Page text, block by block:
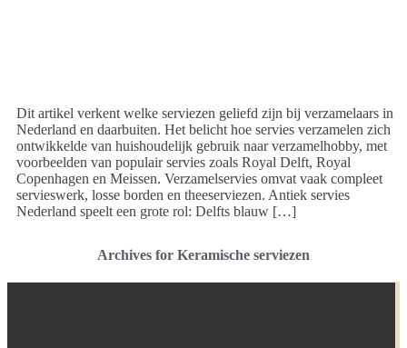
Dit artikel verkent welke serviezen geliefd zijn bij verzamelaars in
Nederland en daarbuiten. Het belicht hoe servies verzamelen zich
ontwikkelde van huishoudelijk gebruik naar verzamelhobby, met
voorbeelden van populair servies zoals Royal Delft, Royal
Copenhagen en Meissen. Verzamelservies omvat vaak compleet
servieswerk, losse borden en theeserviezen. Antiek servies
Nederland speelt een grote rol: Delfts blauw […]
Archives for Keramische serviezen